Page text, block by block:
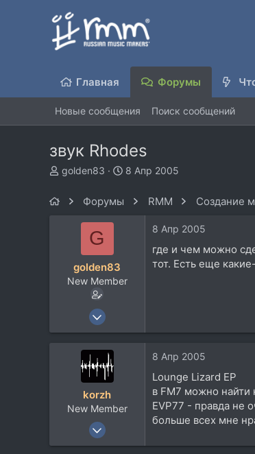
Главная Форумы
Новые сообщения Поиск сообщений
звук Rhodes
А
golden83
Д
а
8 Апр 2005
Форумы RMM Создание
G
golden83
New Member
16 Дек 2004
8 Апр 2005
где и чем можно
тот. Есть еще
korzh
New Member
17 Сен 2004
8 Апр 2005
Lounge Lizard EP
в FM7 можно найти
EVP77 - правда не
больше всех мне